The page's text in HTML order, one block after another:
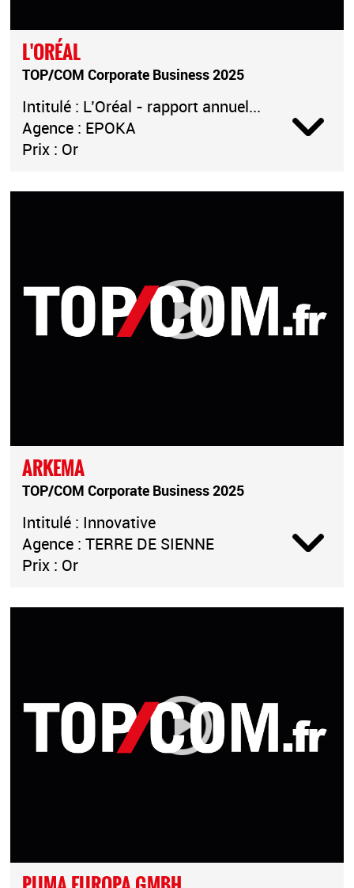
L'ORÉAL
TOP/COM Corporate Business 2025
Intitulé : L’Oréal - rapport annuel...
Agence : EPOKA
Prix : Or
ARKEMA
TOP/COM Corporate Business 2025
Intitulé : Innovative
Agence : TERRE DE SIENNE
Prix : Or